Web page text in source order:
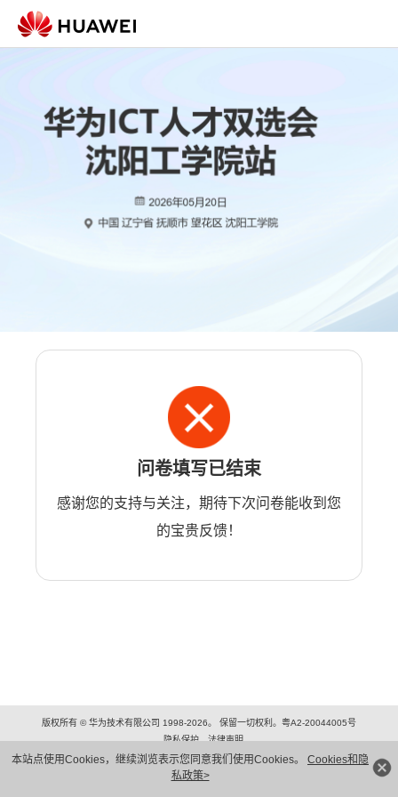
本站点使用Cookies，继续浏览表示您同意我们使用Cookies。 Cookies和隐
私政策>
问卷填写已结束
感谢您的支持与关注，期待下次问卷能收到您
的宝贵反馈！
版权所有 © 华为技术有限公司 1998-2026。 保留一切权利。粤A2-20044005号
隐私保护
法律声明